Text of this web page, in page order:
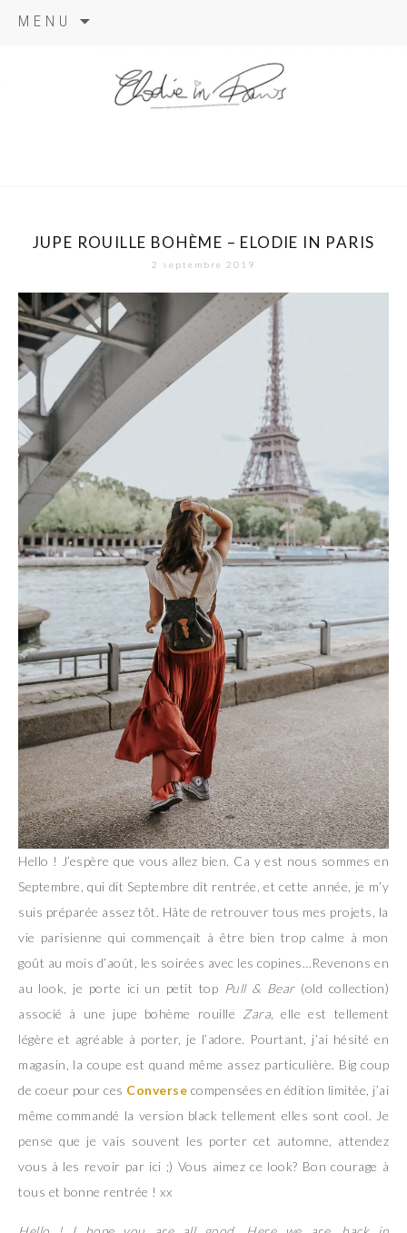
MENU
JUPE ROUILLE BOHÈME – ELODIE IN PARIS
2 septembre 2019
Hello ! J’espère que vous allez bien. Ca y est nous sommes en
Septembre, qui dit Septembre dit rentrée, et cette année, je m’y
suis préparée assez tôt. Hâte de retrouver tous mes projets, la
vie parisienne qui commençait à être bien trop calme à mon
goût au mois d’août, les soirées avec les copines…Revenons en
au look, je porte ici un petit top Pull & Bear (old collection)
associé à une jupe bohème rouille
Zara , elle est tellement
légère et agréable à porter, je l’adore. Pourtant, j’ai hésité en
magasin, la coupe est quand même assez particulière. Big coup
de coeur pour ces Converse compensées en édition limitée, j’ai
même commandé la version black tellement elles sont cool. Je
pense que je vais souvent les porter cet automne, attendez
vous à les revoir par ici ;) Vous aimez ce look? Bon courage à
tous et bonne rentrée ! xx